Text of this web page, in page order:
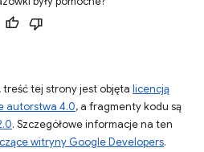
tej strony jest objęta licencją
autorstwa 4.0, a fragmenty kodu są
. Szczegółowe informacje na ten
witryny Google Developers.